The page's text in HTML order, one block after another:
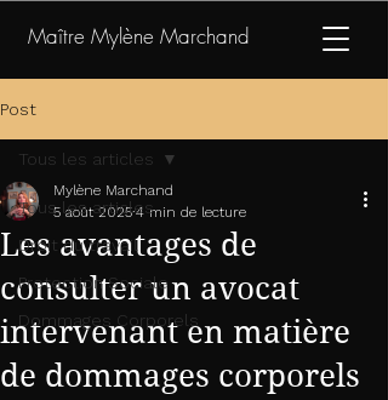
Maître Mylène Marchand
Post
Tous les articles
Droit du travail
Protection Sociale
Dommages Corporels
Tous les articles
Les avantages de
consulter un avocat
intervenant en matière
de dommages corporels
Mylène Marchand
5 août 2025 4 min de lecture